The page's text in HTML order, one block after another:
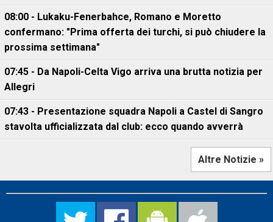
08:00 - Lukaku-Fenerbahce, Romano e Moretto
confermano: "Prima offerta dei turchi, si può chiudere la
prossima settimana"
07:45 - Da Napoli-Celta Vigo arriva una brutta notizia per
Allegri
07:43 - Presentazione squadra Napoli a Castel di Sangro
stavolta ufficializzata dal club: ecco quando avverrà
Altre Notizie »